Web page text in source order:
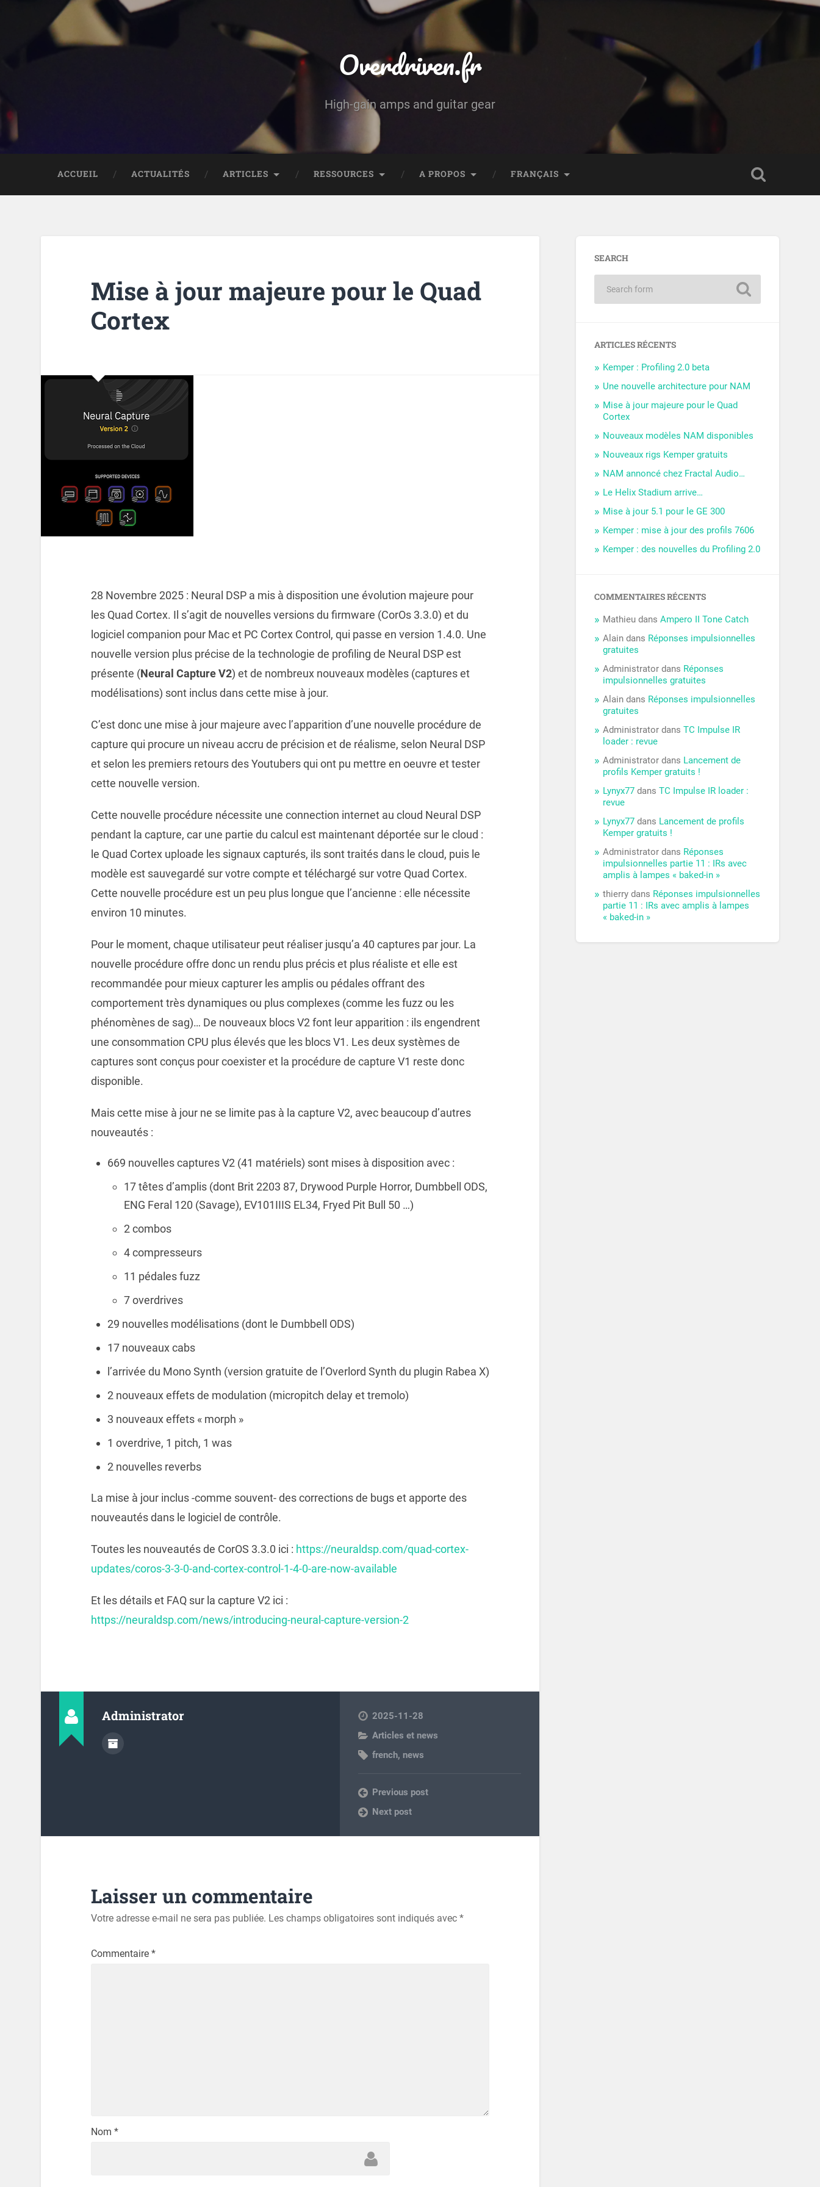
Overdriven.fr
High-gain amps and guitar gear
ACCUEIL ACTUALITÉS ARTICLES RESSOURCES A PROPOS FRANÇAIS
Mise à jour majeure pour le Quad
Cortex
28 Novembre 2025 : Neural DSP a mis à disposition une évolution majeure pour
les Quad Cortex. Il s’agit de nouvelles versions du firmware (CorOs 3.3.0) et du
logiciel companion pour Mac et PC Cortex Control, qui passe en version 1.4.0. Une
nouvelle version plus précise de la technologie de profiling de Neural DSP est
présente (Neural Capture V2) et de nombreux nouveaux modèles (captures et
modélisations) sont inclus dans cette mise à jour.
C’est donc une mise à jour majeure avec l’apparition d’une nouvelle procédure de
capture qui procure un niveau accru de précision et de réalisme, selon Neural DSP
et selon les premiers retours des Youtubers qui ont pu mettre en oeuvre et tester
cette nouvelle version.
Cette nouvelle procédure nécessite une connection internet au cloud Neural DSP
pendant la capture, car une partie du calcul est maintenant déportée sur le cloud :
le Quad Cortex uploade les signaux capturés, ils sont traités dans le cloud, puis le
modèle est sauvegardé sur votre compte et téléchargé sur votre Quad Cortex.
Cette nouvelle procédure est un peu plus longue que l’ancienne : elle nécessite
environ 10 minutes.
Pour le moment, chaque utilisateur peut réaliser jusqu’a 40 captures par jour. La
nouvelle procédure offre donc un rendu plus précis et plus réaliste et elle est
recommandée pour mieux capturer les amplis ou pédales offrant des
comportement très dynamiques ou plus complexes (comme les fuzz ou les
phénomènes de sag)… De nouveaux blocs V2 font leur apparition : ils engendrent
une consommation CPU plus élevés que les blocs V1. Les deux systèmes de
captures sont conçus pour coexister et la procédure de capture V1 reste donc
disponible.
Mais cette mise à jour ne se limite pas à la capture V2, avec beaucoup d’autres
nouveautés :
669 nouvelles captures V2 (41 matériels) sont mises à disposition avec :
17 têtes d’amplis (dont Brit 2203 87, Drywood Purple Horror, Dumbbell ODS,
ENG Feral 120 (Savage), EV101IIIS EL34, Fryed Pit Bull 50 …)
2 combos
4 compresseurs
11 pédales fuzz
7 overdrives
29 nouvelles modélisations (dont le Dumbbell ODS)
17 nouveaux cabs
l’arrivée du Mono Synth (version gratuite de l’Overlord Synth du plugin Rabea X)
2 nouveaux effets de modulation (micropitch delay et tremolo)
3 nouveaux effets « morph »
1 overdrive, 1 pitch, 1 was
2 nouvelles reverbs
La mise à jour inclus -comme souvent- des corrections de bugs et apporte des
nouveautés dans le logiciel de contrôle.
Toutes les nouveautés de CorOS 3.3.0 ici : https://neuraldsp.com/quad-cortex-
updates/coros-3-3-0-and-cortex-control-1-4-0-are-now-available
Et les détails et FAQ sur la capture V2 ici :
https://neuraldsp.com/news/introducing-neural-capture-version-2
Administrator
2025-11-28
Articles et news
french, news
Previous post
Next post
Laisser un commentaire
Votre adresse e-mail ne sera pas publiée. Les champs obligatoires sont indiqués avec *
Commentaire *
Nom *
SEARCH
ARTICLES RÉCENTS
Kemper : Profiling 2.0 beta
Une nouvelle architecture pour NAM
Mise à jour majeure pour le Quad
Cortex
Nouveaux modèles NAM disponibles
Nouveaux rigs Kemper gratuits
NAM annoncé chez Fractal Audio…
Le Helix Stadium arrive…
Mise à jour 5.1 pour le GE 300
Kemper : mise à jour des profils 7606
Kemper : des nouvelles du Profiling 2.0
COMMENTAIRES RÉCENTS
Mathieu dansAmpero II Tone Catch
Alain dans Réponses impulsionnelles
gratuites
Administrator dans Réponses
impulsionnelles gratuites
Alain dans Réponses impulsionnelles
gratuites
Administrator dansTC Impulse IR
loader : revue
Administrator dans Lancement de
profils Kemper gratuits !
Lynyx77 dansTC Impulse IR loader :
revue
Lynyx77 dans Lancement de profils
Kemper gratuits !
Administrator dans Réponses
impulsionnelles partie 11 : IRs avec
amplis à lampes « baked-in »
thierry dans Réponses impulsionnelles
partie 11 : IRs avec amplis à lampes
« baked-in »